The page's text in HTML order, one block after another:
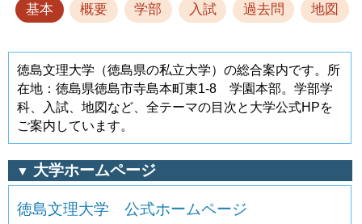
基本 概要 学部 入試 過去問 地図
徳島文理大学（徳島県の私立大学）の総合案内です。所
在地：徳島県徳島市寺島本町東1-8 学園本部。学部学
科、入試、地図など、全テーマの目次と大学公式HPを
ご案内しています。
▼ 大学ホームページ
徳島文理大学 公式ホームページ